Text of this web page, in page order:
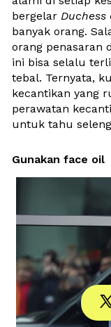
bergelar Duchess
banyak orang.
orang penasaran
ini bisa selalu
tebal. Ternyata,
kecantikan yang
perawatan
untuk tahu
Gunakan face oil